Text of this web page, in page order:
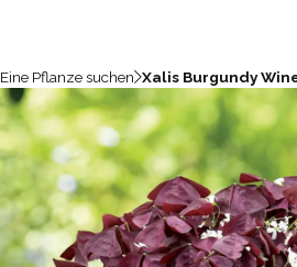
Eine Pflanze suchen Xalis Burgundy